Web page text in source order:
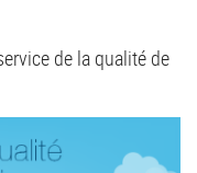
de la qualité de